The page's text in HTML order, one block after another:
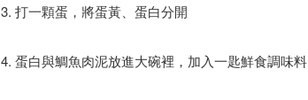
3. 打一顆蛋，將蛋黃、蛋白分開
4. 蛋白與鯛魚肉泥放進大碗裡，加入一匙鮮食調味料